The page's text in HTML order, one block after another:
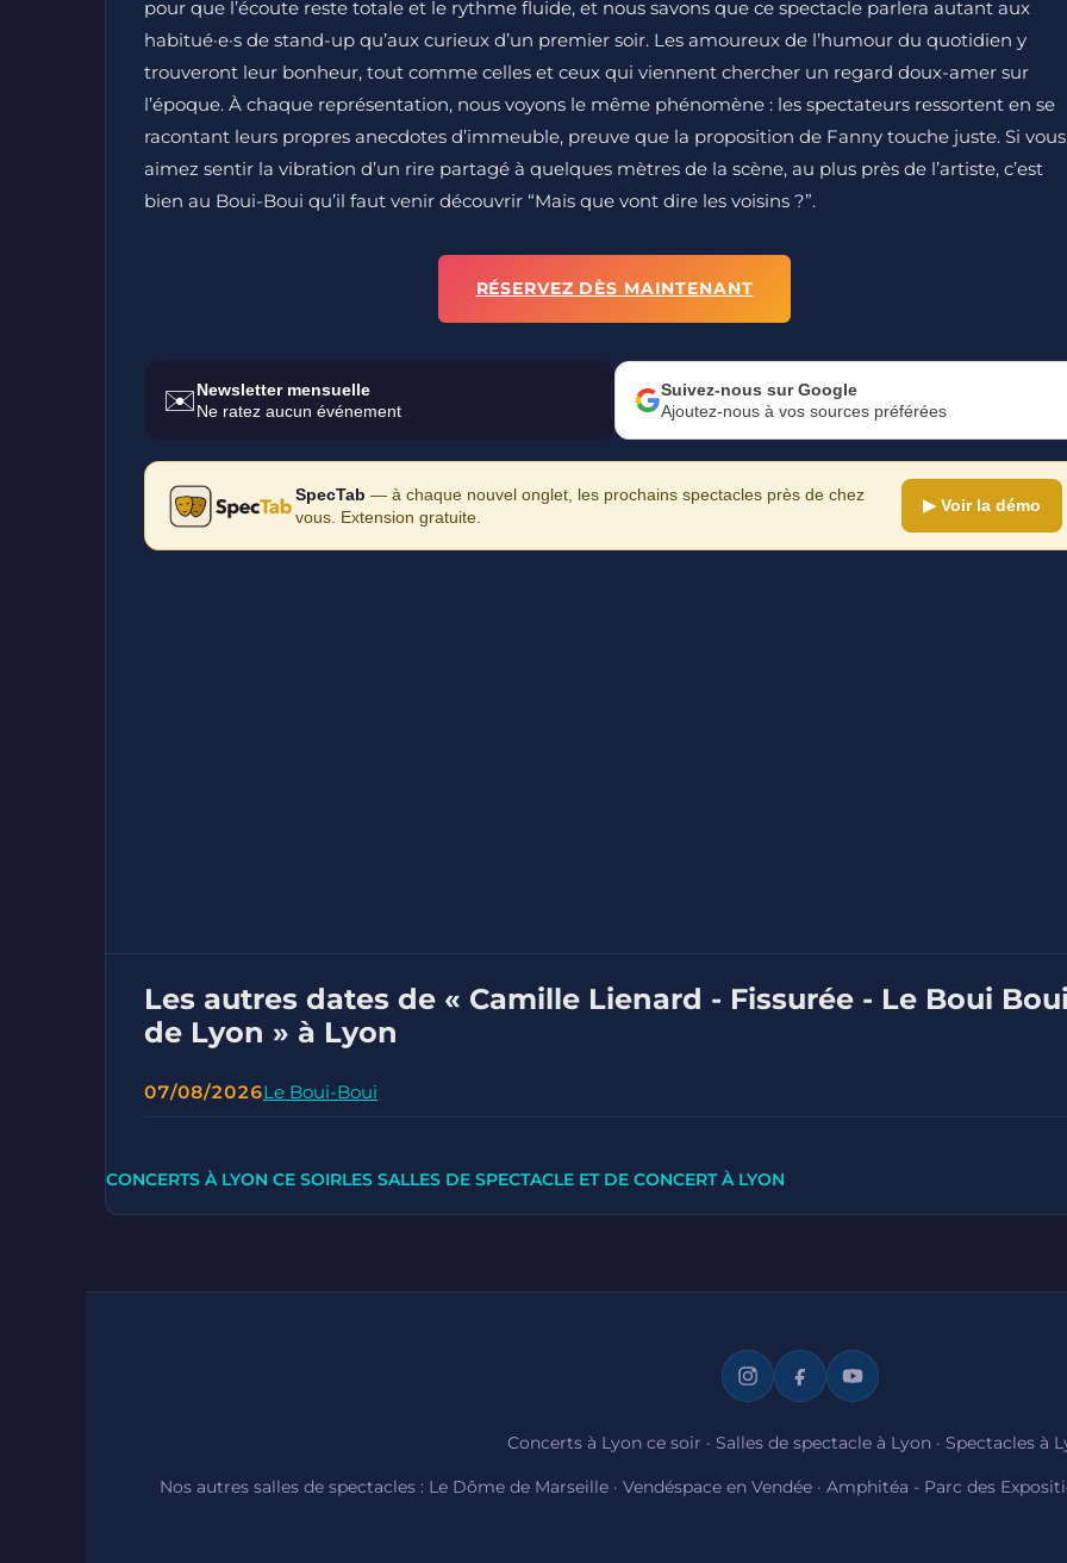
pour que l’écoute reste totale et le rythme fluide, et nous savons que ce spectacle parlera autant aux
habitué·e·s de stand-up qu’aux curieux d’un premier soir. Les amoureux de l’humour du quotidien y
trouveront leur bonheur, tout comme celles et ceux qui viennent chercher un regard doux-amer sur
l’époque. À chaque représentation, nous voyons le même phénomène : les spectateurs ressortent en se
racontant leurs propres anecdotes d’immeuble, preuve que la proposition de Fanny touche juste. Si vous
aimez sentir la vibration d’un rire partagé à quelques mètres de la scène, au plus près de l’artiste, c’est
bien au Boui-Boui qu’il faut venir découvrir “Mais que vont dire les voisins ?”.
RÉSERVEZ DÈS MAINTENANT
✉️Newsletter mensuelle
Ne ratez aucun événement
Suivez-nous sur Google
Ajoutez-nous à vos sources préférées
SpecTab — à chaque nouvel onglet, les prochains spectacles près de chez
vous. Extension gratuite.
▶ Voir la démo
Les autres dates de « Camille Lienard - Fissurée - Le Boui
de Lyon » à Lyon
07/08/2026Le Boui-Boui
CONCERTS À LYON CE SOIRLES SALLES DE SPECTACLE ET DE CONCERT À LYON
Concerts à Lyon ce soir · Salles de spectacle à Lyon · Spectacles à
Nos autres salles de spectacles : Le Dôme de Marseille · Vendéspace en Vendée · Amphitéa - Parc des